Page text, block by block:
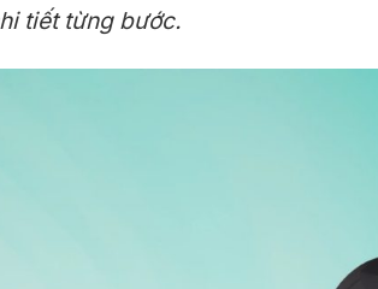
tiết từng bước.